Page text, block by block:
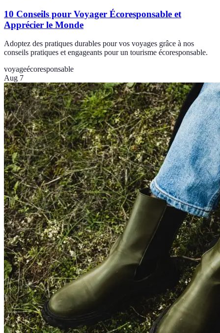
10 Conseils pour Voyager Écoresponsable et
Apprécier le Monde
Adoptez des pratiques durables pour vos voyages grâce à nos
conseils pratiques et engageants pour un tourisme écoresponsable.
voyageécoresponsable
Aug 7